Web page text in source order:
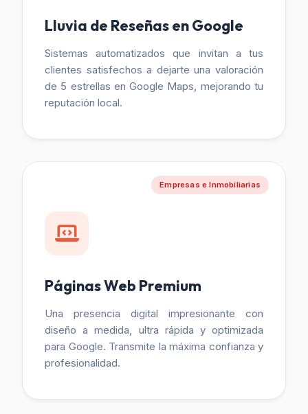
Lluvia de Reseñas en Google
Sistemas automatizados que invitan a tus
clientes satisfechos a dejarte una valoración
de 5 estrellas en Google Maps, mejorando tu
reputación local.
Empresas e Inmobiliarias
Páginas Web Premium
Una presencia digital impresionante con
diseño a medida, ultra rápida y optimizada
para Google. Transmite la máxima confianza y
profesionalidad.